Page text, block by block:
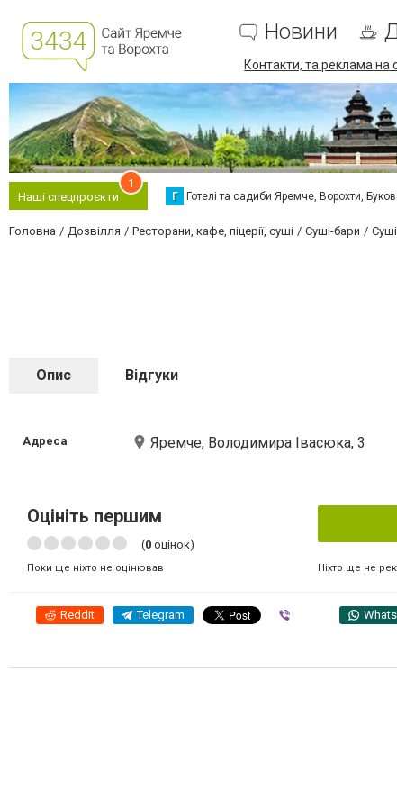
Новини
Контакти, та реклама на
Наші спецпроєкти
1
Г Готелі та садиби Яремче, Ворохти,
Головна Дозвілля Ресторани, кафе, піцерії, суші Суші-бари
Опис Відгуки
Адреса Яремче, Володимира Івасюка, 3
Оцініть першим
(0 оцінок)
Поки ще ніхто не оцінював Ніхто ще не
Reddit Telegram